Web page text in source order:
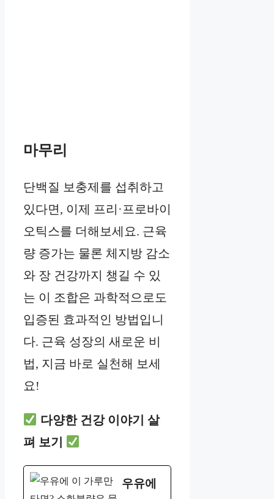
마무리
단백질 보충제를 섭취하고
있다면, 이제 프리·프로바이
오틱스를 더해보세요. 근육
량 증가는 물론 체지방 감소
와 장 건강까지 챙길 수 있
는 이 조합은 과학적으로도
입증된 효과적인 방법입니
다. 근육 성장의 새로운 비
법, 지금 바로 실천해 보세
요!
다양한 건강 이야기 살
펴 보기
우유에